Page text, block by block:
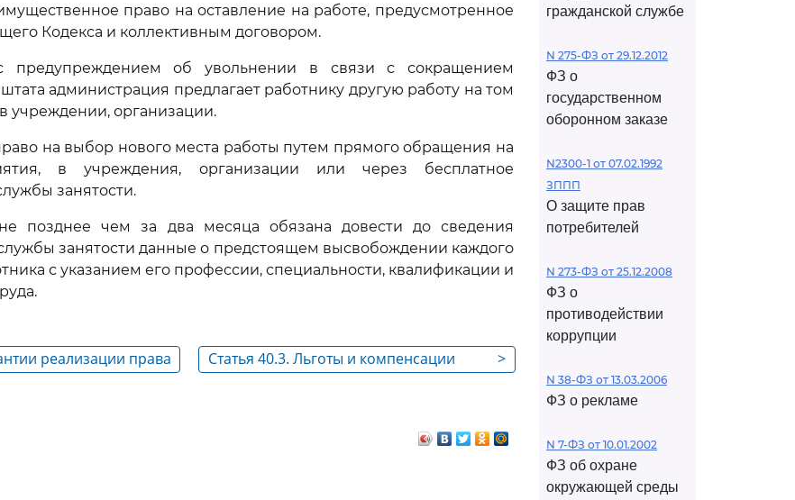
право на оставление на работе, предусмотренное
Кодекса и коллективным договором.
предупреждением об увольнении в связи с сокращением
администрация предлагает работнику другую работу на том
учреждении, организации.
на выбор нового места работы путем прямого обращения на
в учреждения, организации или через бесплатное
занятости.
позднее чем за два месяца обязана довести до сведения
занятости данные о предстоящем высвобождении каждого
с указанием его профессии, специальности, квалификации и
реализации права
>
Статья 40.3. Льготы и компенсации
гражданской службе
N 275-ФЗ от 29.12.2012
ФЗ о
государственном
оборонном заказе
N2300-1 от 07.02.1992
ЗППП
О защите прав
потребителей
N 273-ФЗ от 25.12.2008
ФЗ о
противодействии
коррупции
N 38-ФЗ от 13.03.2006
ФЗ о рекламе
N 7-ФЗ от 10.01.2002
ФЗ об охране
окружающей среды